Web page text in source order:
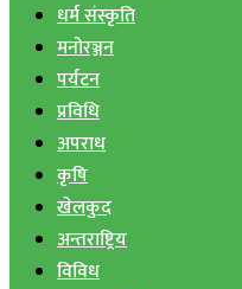
धर्म संस्कृति
मनोरञ्जन
पर्यटन
प्रविधि
अपराध
कृषि
खेलकुद
अन्तराष्ट्रिय
विविध